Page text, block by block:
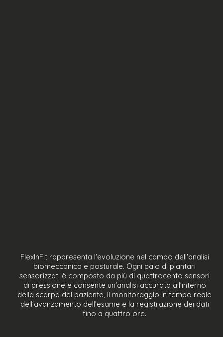
FlexInFit rappresenta l'evoluzione nel campo dell'analisi
biomeccanica e posturale. Ogni paio di plantari
sensorizzati è composto da più di quattrocento sensori
di pressione e consente un'analisi accurata all'interno
della scarpa del paziente, il monitoraggio in tempo reale
dell'avanzamento dell'esame e la registrazione dei dati
fino a quattro ore.